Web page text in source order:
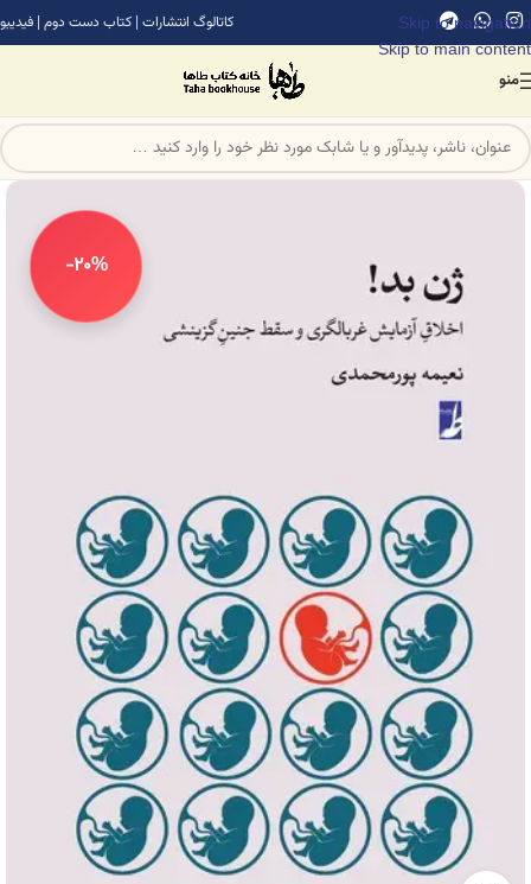
Skip to navigation
Skip to main content
کاتالوگ انتشارات | کتاب دست دوم | فیدیبو
منو
-20%